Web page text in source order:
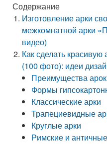
Содержание
Изготовление арки
межкомнатной арки
видео)
Как сделать красивую
(100 фото): идеи
Преимущества арок
Формы
Классические арки
Трапециевидные
Круглые арки
Римские и